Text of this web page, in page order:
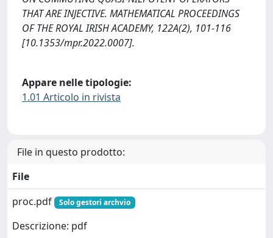
THAT ARE INJECTIVE. MATHEMATICAL PROCEEDINGS
OF THE ROYAL IRISH ACADEMY, 122A(2), 101-116
[10.1353/mpr.2022.0007].
Appare nelle tipologie:
1.01 Articolo in rivista
File in questo prodotto:
File
proc.pdf
Solo gestori archvio
Descrizione: pdf